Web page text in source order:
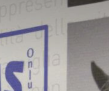
Politiche sociali
Pillole
Formazione
Avvisi, bandi
Welfare locale